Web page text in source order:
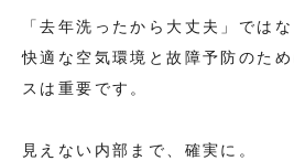
「去年洗ったから大丈夫」ではな
快適な空気環境と故障予防のた
スは重要です。
見えない内部まで、確実に。